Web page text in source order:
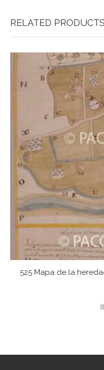
RELATED PRODUCTS
525 Mapa de la